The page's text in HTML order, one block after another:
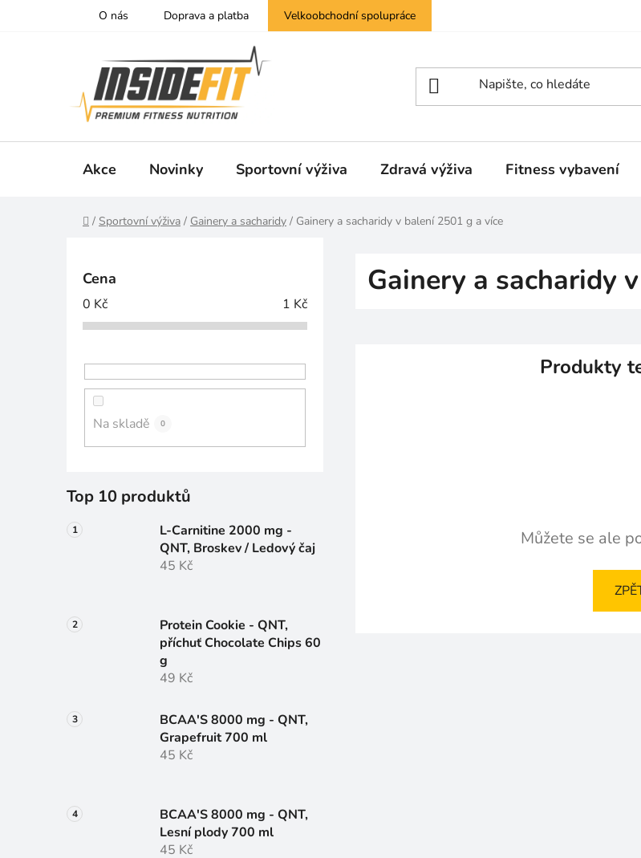
O nás Doprava a platba Velkoobchodní spolupráce
Akce Novinky Sportovní výživa Zdravá výživa Fitness vybavení
Domů
/ Sportovní výživa / Gainery a sacharidy / Gainery a sacharidy v balení 2501 g a více
e
l
Cena
0 Kč 1 Kč
Na skladě 0
Top 10 produktů
L-Carnitine 2000 mg -
QNT, Broskev / Ledový čaj
45 Kč
Protein Cookie - QNT,
příchuť Chocolate Chips 60
g
49 Kč
BCAA'S 8000 mg - QNT,
Grapefruit 700 ml
45 Kč
BCAA'S 8000 mg - QNT,
Lesní plody 700 ml
45 Kč
Gainery a sacharidy
Produkty
Můžete se ale